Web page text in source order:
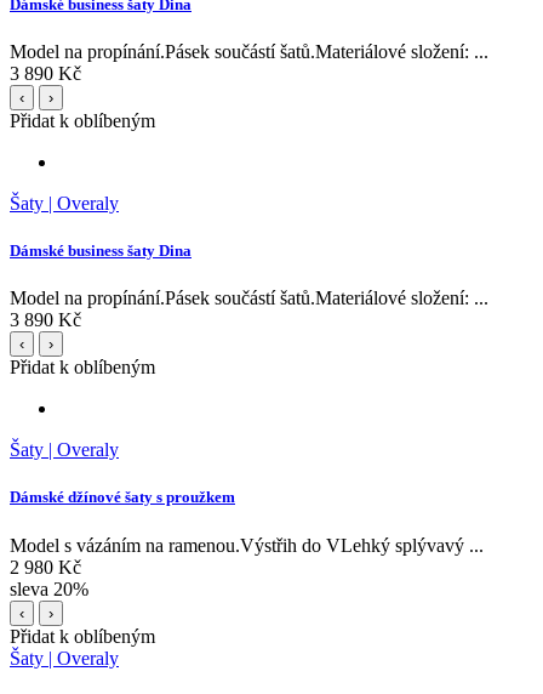
Dámské business šaty Dina
Model na propínání.Pásek součástí šatů.Materiálové složení: ...
3 890 Kč
‹ ›
Přidat k oblíbeným
Šaty | Overaly
Dámské business šaty Dina
Model na propínání.Pásek součástí šatů.Materiálové složení: ...
3 890 Kč
‹ ›
Přidat k oblíbeným
Šaty | Overaly
Dámské džínové šaty s proužkem
Model s vázáním na ramenou.Výstřih do VLehký splývavý ...
2 980 Kč
sleva 20%
‹ ›
Přidat k oblíbeným
Šaty | Overaly